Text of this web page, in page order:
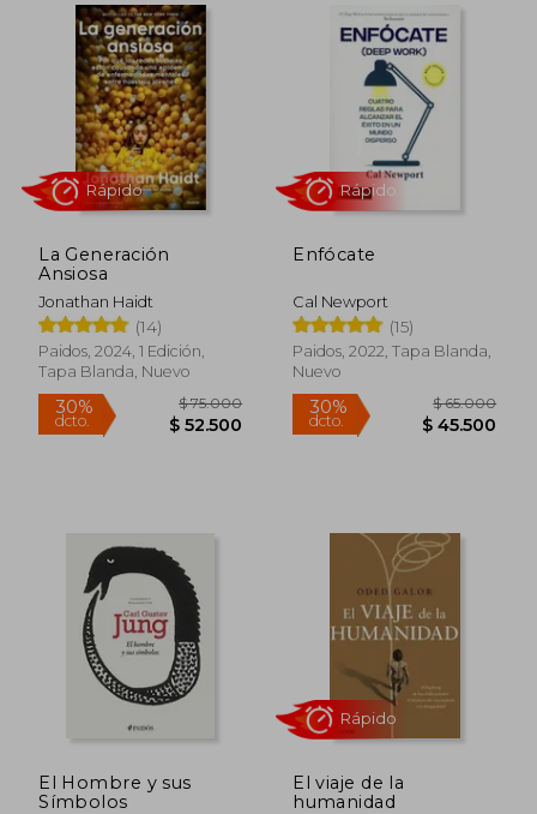
30%
dcto.
$ 69.000
$ 48.300
30%
dcto.
La Generación
Ansiosa
Jonathan Haidt
(14)
Paidos, 2024, 1 Edición,
Tapa Blanda, Nuevo
30%
dcto.
$ 75.000
$ 52.500
Rápido
Enfócate
Cal Newport
(15)
Paidos, 2022, Tapa Blanda,
Nuevo
30%
dcto.
Rápido
El Hombre y sus
Símbolos
El viaje de la
humanidad